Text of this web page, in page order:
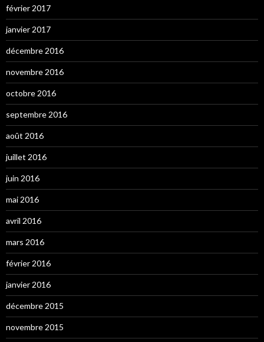
février 2017
janvier 2017
décembre 2016
novembre 2016
octobre 2016
septembre 2016
août 2016
juillet 2016
juin 2016
mai 2016
avril 2016
mars 2016
février 2016
janvier 2016
décembre 2015
novembre 2015